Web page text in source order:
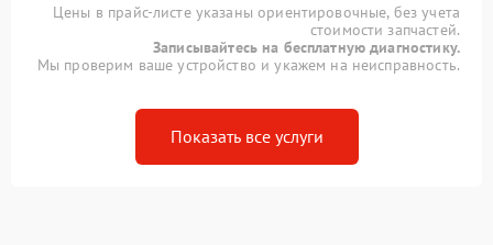
Цены в прайс-листе указаны ориентировочные, без учета
стоимости запчастей.
Записывайтесь на бесплатную диагностику.
Мы проверим ваше устройство и укажем на неисправность.
Показать все услуги